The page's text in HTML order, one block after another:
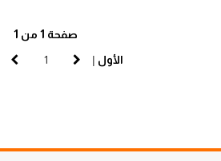
صفحة 1 من 1
الأول |